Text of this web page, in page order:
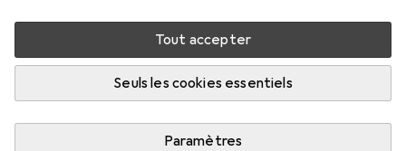
Tout accepter
Seuls les cookies essentiels
Paramètres
M'informer si le produit est disponible plus tôt
Ajouter au panier